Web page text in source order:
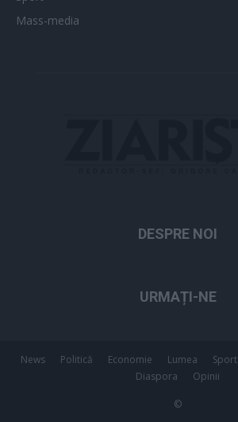
Mass-media
DESPRE NOI
URMAȚI-NE
News Politică Economie Lumea Sport
Diaspora
Opinii
©